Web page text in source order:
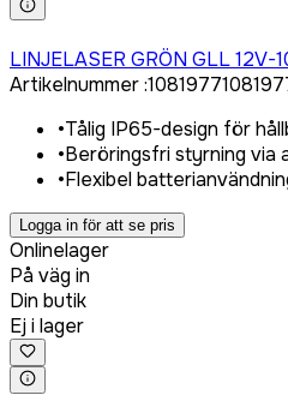
LINJELASER GRÖN GLL
Artikelnummer:1081977
•Tålig IP65-design för
•Beröringsfri styrning via
•Flexibel
Logga in för att se pris
Onlinelager
På väg in
Din butik
Ej i lager